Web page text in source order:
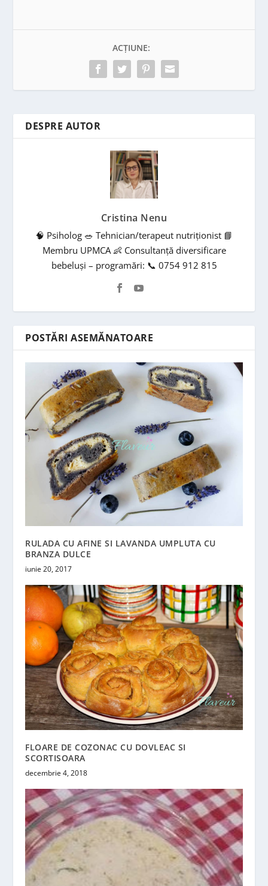
ACȚIUNE:
DESPRE AUTOR
Cristina Nenu
🧠 Psiholog 🥗 Tehnician/terapeut nutriționist 📘
Membru UPMCA 👶 Consultanță diversificare
bebeluși – programări: 📞 0754 912 815
POSTĂRI ASEMĂNATOARE
RULADA CU AFINE SI LAVANDA UMPLUTA CU
BRANZA DULCE
iunie 20, 2017
FLOARE DE COZONAC CU DOVLEAC SI
SCORTISOARA
decembrie 4, 2018